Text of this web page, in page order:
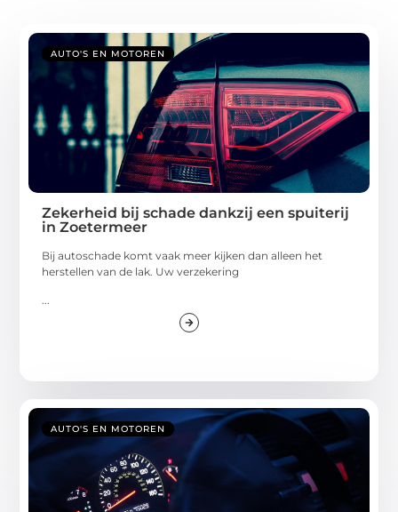
AUTO'S EN MOTOREN
Zekerheid bij schade dankzij een spuiterij
in Zoetermeer
Bij autoschade komt vaak meer kijken dan alleen het
herstellen van de lak. Uw verzekering
...
AUTO'S EN MOTOREN